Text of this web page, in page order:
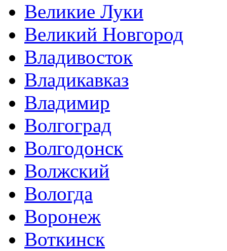
Великие Луки
Великий Новгород
Владивосток
Владикавказ
Владимир
Волгоград
Волгодонск
Волжский
Вологда
Воронеж
Воткинск